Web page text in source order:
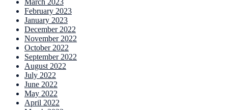
March 2023
February 2023
January 2023
December 2022
November 2022
October 2022
September 2022
August 2022
July 2022
June 2022
May 2022
April 2022